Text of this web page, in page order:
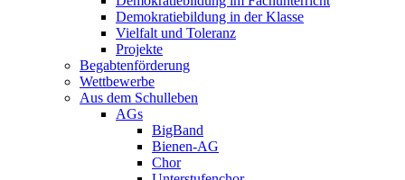
Demokratiebildung in der Klasse
Vielfalt und Toleranz
Projekte
Begabtenförderung
Wettbewerbe
Aus dem Schulleben
AGs
BigBand
Bienen-AG
Chor